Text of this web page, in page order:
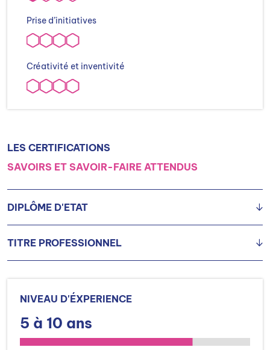
Prise d’initiatives
Créativité et inventivité
LES CERTIFICATIONS
SAVOIRS ET SAVOIR-FAIRE ATTENDUS
DIPLÔME D'ETAT
Diplôme supérieur de comptabilité et de gestion (DSCG)
TITRE PROFESSIONNEL
TP Responsable en gestion
NIVEAU D'ÉXPERIENCE
5 à 10 ans